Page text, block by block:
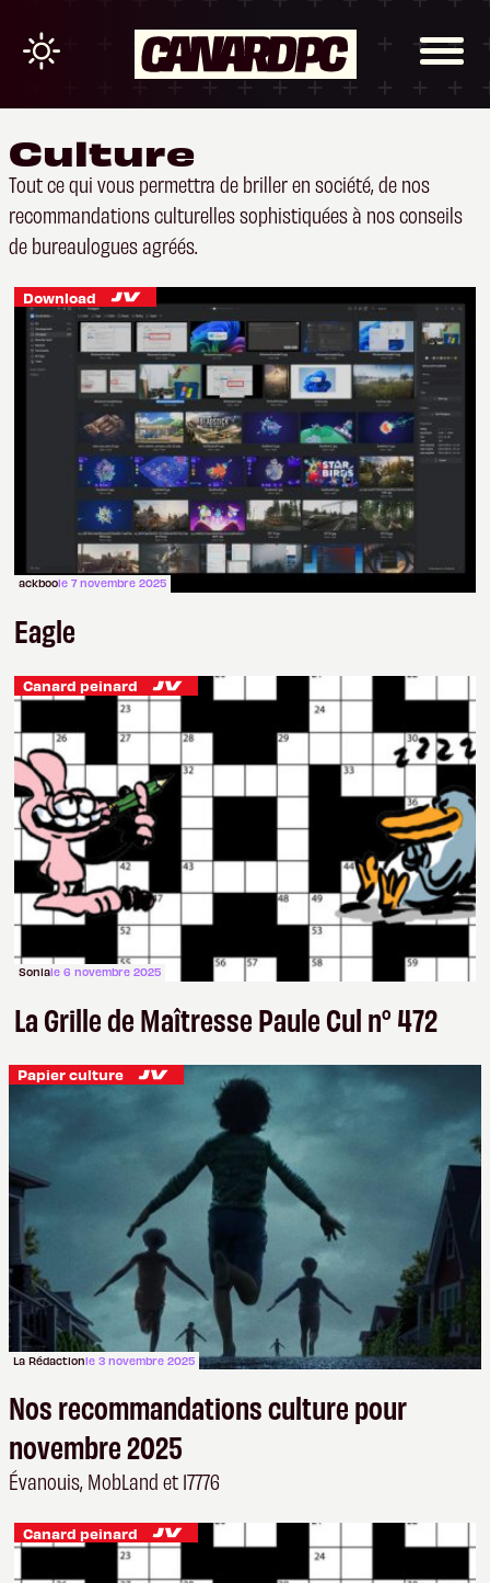
Culture
Tout ce qui vous permettra de briller en société, de nos
recommandations culturelles sophistiquées à nos conseils
de bureaulogues agréés.
Download
ackboole 7 novembre 2025
Eagle
Canard peinard
Soniale 6 novembre 2025
La Grille de Maîtresse Paule Cul n° 472
Papier culture
La Rédactionle 3 novembre 2025
Nos recommandations culture pour
novembre 2025
Évanouis, MobLand et 17776
Canard peinard